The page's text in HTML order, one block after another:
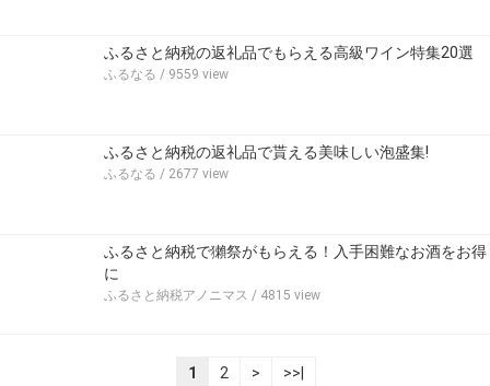
ふるさと納税の返礼品でもらえる高級ワイン特集20選
ふるなる / 9559 view
ふるさと納税の返礼品で貰える美味しい泡盛集!
ふるなる / 2677 view
ふるさと納税で獺祭がもらえる！入手困難なお酒をお得
に
ふるさと納税アノニマス / 4815 view
1 2 > >>|